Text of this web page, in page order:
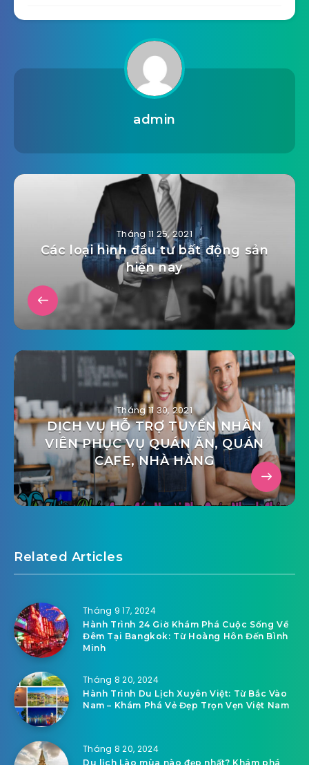
admin
Tháng 11 25, 2021
Các loại hình đầu tư bất động sản
hiện nay
Tháng 11 30, 2021
DỊCH VỤ HỖ TRỢ TUYỂN NHÂN
VIÊN PHỤC VỤ QUÁN ĂN, QUÁN
CAFE, NHÀ HÀNG
Related Articles
Tháng 9 17, 2024
Hành Trình 24 Giờ Khám Phá Cuộc Sống Về
Đêm Tại Bangkok: Từ Hoàng Hôn Đến Bình
Minh
Tháng 8 20, 2024
Hành Trình Du Lịch Xuyên Việt: Từ Bắc Vào
Nam – Khám Phá Vẻ Đẹp Trọn Vẹn Việt Nam
Tháng 8 20, 2024
Du lịch Lào mùa nào đẹp nhất? Khám phá